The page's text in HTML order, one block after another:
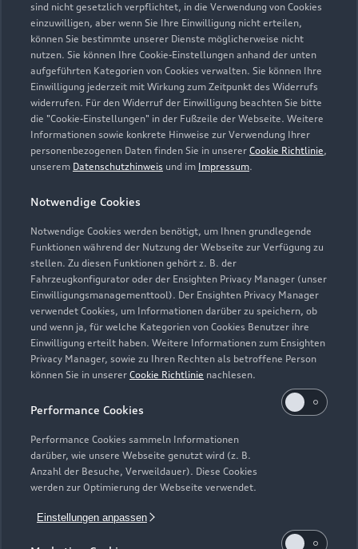
sind nicht gesetzlich verpflichtet, in die Verwendung von Cookies
einzuwilligen, aber wenn Sie Ihre Einwilligung nicht erteilen,
können Sie bestimmte unserer Dienste möglicherweise nicht
nutzen. Sie können Ihre Cookie-Einstellungen anhand der unten
aufgeführten Kategorien von Cookies verwalten. Sie können Ihre
Einwilligung jederzeit mit Wirkung zum Zeitpunkt des Widerrufs
widerrufen. Für den Widerruf der Einwilligung beachten Sie bitte
die "Cookie-Einstellungen" in der Fußzeile der Webseite. Weitere
Informationen sowie konkrete Hinweise zur Verwendung Ihrer
personenbezogenen Daten finden Sie in unserer Cookie Richtlinie,
unserem Datenschutzhinweis und im Impressum.
Notwendige Cookies
Notwendige Cookies werden benötigt, um Ihnen grundlegende
Funktionen während der Nutzung der Webseite zur Verfügung zu
stellen. Zu diesen Funktionen gehört z. B. der
Fahrzeugkonfigurator oder der Ensighten Privacy Manager (unser
Einwilligungsmanagementtool). Der Ensighten Privacy Manager
verwendet Cookies, um Informationen darüber zu speichern, ob
und wenn ja, für welche Kategorien von Cookies Benutzer ihre
Einwilligung erteilt haben. Weitere Informationen zum Ensighten
Privacy Manager, sowie zu Ihren Rechten als betroffene Person
können Sie in unserer Cookie Richtlinie nachlesen.
Performance Cookies
Performance Cookies sammeln Informationen
darüber, wie unsere Webseite genutzt wird (z. B.
Anzahl der Besuche, Verweildauer). Diese Cookies
werden zur Optimierung der Webseite verwendet.
Einstellungen anpassen
Öffnungszeiten
Service
Geschlossen,öffnet amMontag 07:00
Geschlossen,öffnet am
Zurück nach oben
Modelle
Elektromodelle
Plug-in-Hybride
Neuwagensuche
Gebrauchtwagensuche
Service & Zubehör
Saisonale Angebote
Audi Services
Support
Über Audi